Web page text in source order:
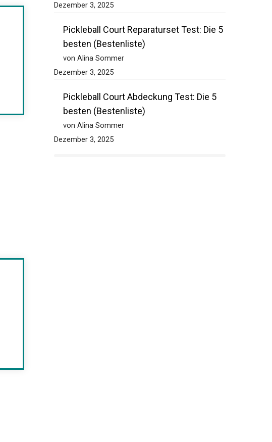
Dezember 3, 2025
Pickleball Court Reparaturset Test: Die 5
besten (Bestenliste)
von Alina Sommer
Dezember 3, 2025
Pickleball Court Abdeckung Test: Die 5
besten (Bestenliste)
von Alina Sommer
Dezember 3, 2025